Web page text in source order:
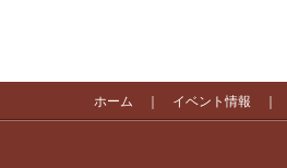
ホーム イベント情報